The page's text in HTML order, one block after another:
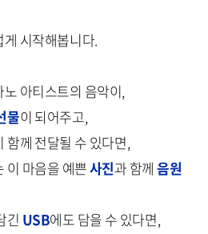
시작해봅니다.
아티스트의 음악이,
물이 되어주고,
함께 전달될 수 있다면,
이 마음을 예쁜사진과 함께음원
긴 USB에도 담을 수 있다면,